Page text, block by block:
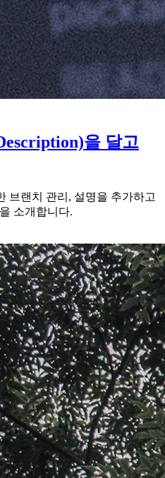
을 달고
브랜치 관리, 설명을 추가하고
소개합니다.